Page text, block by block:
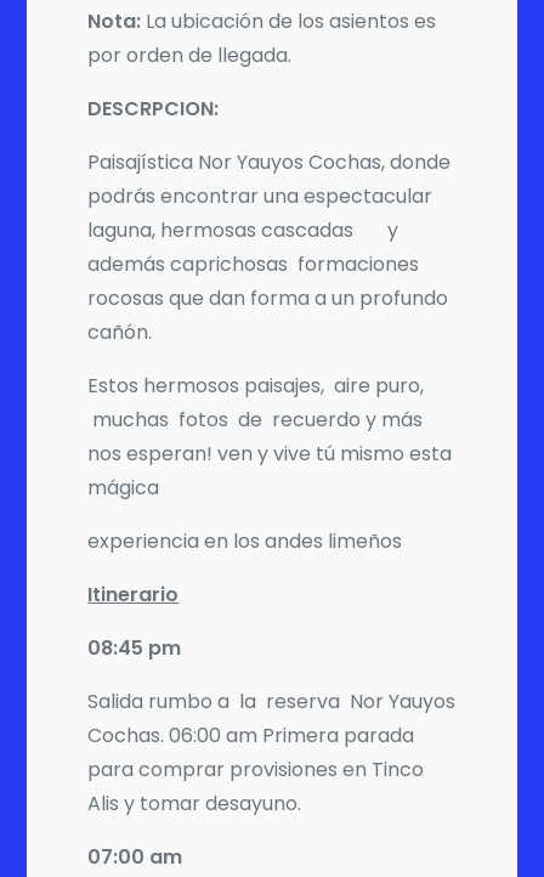
Nota: La ubicación de los asientos es
por orden de llegada.
DESCRPCION:
Paisajística Nor Yauyos Cochas, donde
podrás encontrar una espectacular
laguna, hermosas cascadas y
además caprichosas formaciones
rocosas que dan forma a un profundo
cañón.
Estos hermosos paisajes, aire puro,
muchas fotos de recuerdo y más
nos esperan! ven y vive tú mismo esta
mágica
experiencia en los andes limeños
Itinerario
08:45 pm
Salida rumbo a la reserva Nor Yauyos
Cochas. 06:00 am Primera parada
para comprar provisiones en Tinco
Alis y tomar desayuno.
07:00 am